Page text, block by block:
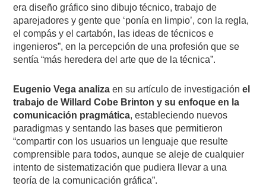
era diseño gráfico sino dibujo técnico, trabajo de
aparejadores y gente que ‘ponía en limpio’, con la regla,
el compás y el cartabón, las ideas de técnicos e
ingenieros”, en la percepción de una profesión que se
sentía “más heredera del arte que de la técnica”.
Eugenio Vega analiza en su artículo de investigaciónel
trabajo de Willard Cobe Brinton y su enfoque en la
comunicación pragmática, estableciendo nuevos
paradigmas y sentando las bases que permitieron
“compartir con los usuarios un lenguaje que resulte
comprensible para todos, aunque se aleje de cualquier
intento de sistematización que pudiera llevar a una
teoría de la comunicación gráfica”.